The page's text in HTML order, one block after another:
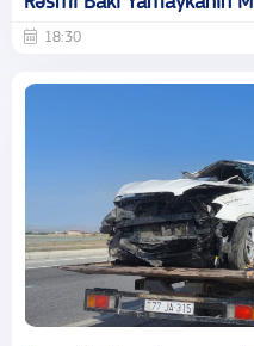
18:30